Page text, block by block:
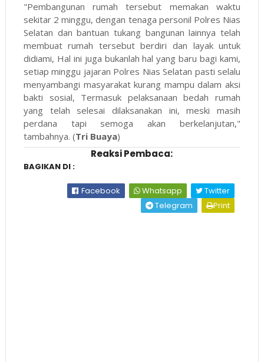
"Pembangunan rumah tersebut memakan waktu
sekitar 2 minggu, dengan tenaga personil Polres Nias
Selatan dan bantuan tukang bangunan lainnya telah
membuat rumah tersebut berdiri dan layak untuk
didiami, Hal ini juga bukanlah hal yang baru bagi kami,
setiap minggu jajaran Polres Nias Selatan pasti selalu
menyambangi masyarakat kurang mampu dalam aksi
bakti sosial, Termasuk pelaksanaan bedah rumah
yang telah selesai dilaksanakan ini, meski masih
perdana tapi semoga akan berkelanjutan,"
tambahnya. (Tri Buaya)
Reaksi Pembaca:
BAGIKAN DI :
Facebook Whatsapp
Twitter
Telegram
Print